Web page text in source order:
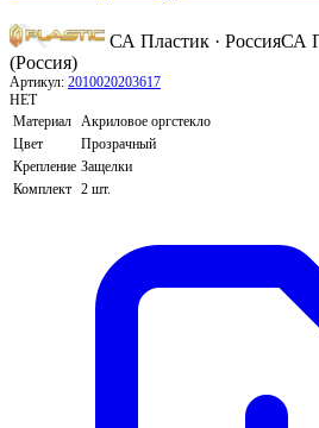
СА Пластик · РоссияСА
(Россия)
Артикул: 2010020203617
НЕТ
Материал
Акриловое оргстекло
Цвет
Прозрачный
Крепление Защелки
Комплект 2 шт.